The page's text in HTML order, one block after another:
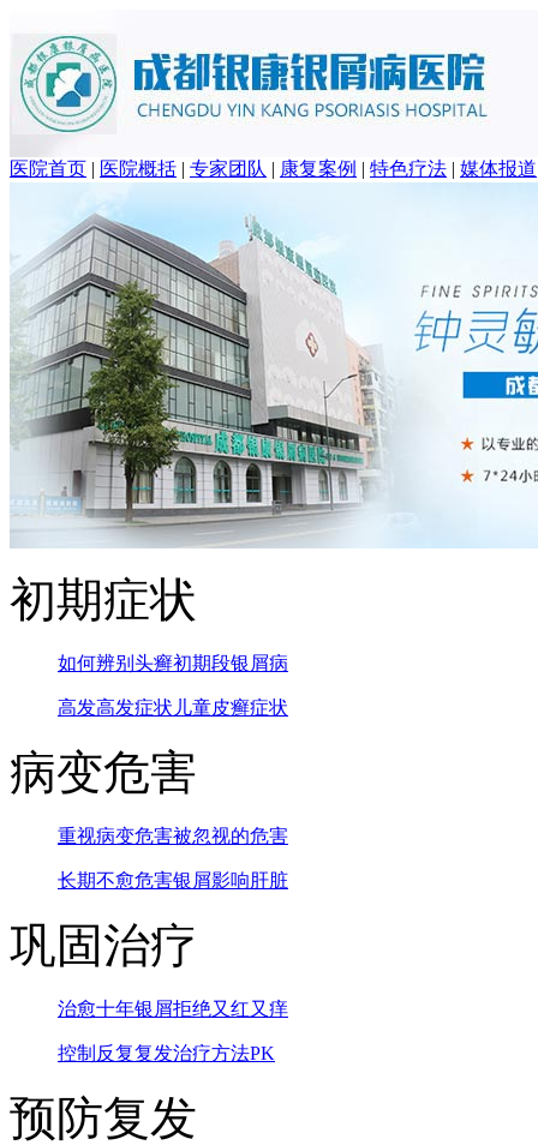
医院首页 | 医院概括 | 专家团队 | 康复案例 | 特色疗法 | 媒体报道
初期症状
如何辨别头癣初期段银屑病
高发高发症状 儿童皮癣症状
病变危害
重视病变危害被忽视的危害
长期不愈危害银屑影响肝脏
巩固治疗
治愈十年银屑拒绝又红又痒
控制反复复发治疗方法PK
预防复发